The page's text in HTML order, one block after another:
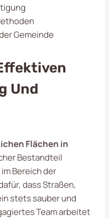
Gemeinde
Und
Flächen in
Bestandteil
Bereich der
dass Straßen,
stets sauber und
Team arbeitet